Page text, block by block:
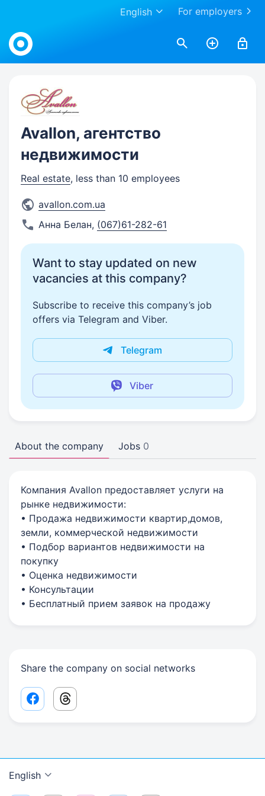
For employers
English
Work.ua
Avallon, агентство
недвижимости
Real estate, less than 10 employees
avallon.com.ua
Анна Белан, (067)61-282-61
Want to stay updated on new
vacancies at this company?
Subscribe to receive this company’s job
offers via Telegram and Viber.
Telegram
Viber
About the company Jobs 0
Компания Avallon предоставляет услуги на
рынке недвижимости:
• Продажа недвижимости квартир,домов,
земли, коммерческой недвижимости
• Подбор вариантов недвижимости на
покупку
• Оценка недвижимости
• Консультации
• Бесплатный прием заявок на продажу
Share the company on social networks
Facebook share link
Threads share link
English